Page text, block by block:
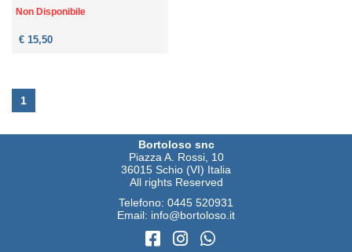
Non Disponibile
€ 15,50
1
Bortoloso snc
Piazza A. Rossi, 10
36015 Schio (VI) Italia
All rights Reserved
Telefono: 0445 520931
Email: info@bortoloso.it